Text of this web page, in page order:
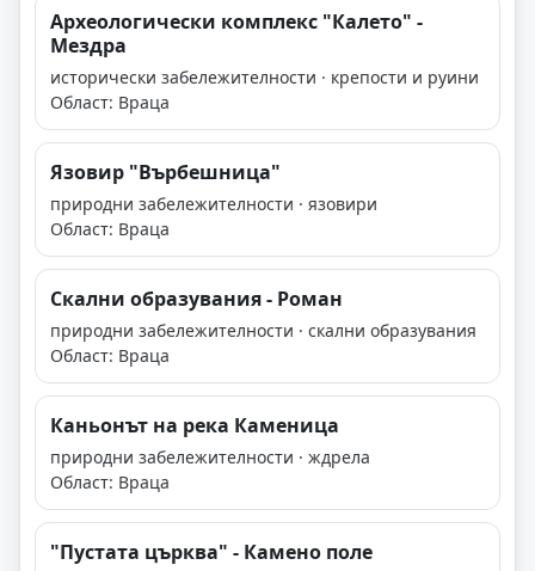
Археологически комплекс "Калето" -
Мездра
исторически забележителности · крепости и руини
Област: Враца
Язовир "Върбешница"
природни забележителности · язовири
Област: Враца
Скални образувания - Роман
природни забележителности · скални образувания
Област: Враца
Каньонът на река Каменица
природни забележителности · ждрела
Област: Враца
"Пустата църква" - Камено поле